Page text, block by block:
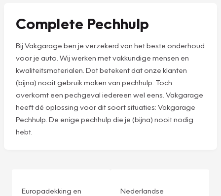
Complete Pechhulp
Bij Vakgarage ben je verzekerd van het beste onderhoud
voor je auto. Wij werken met vakkundige mensen en
kwaliteitsmaterialen. Dat betekent dat onze klanten
(bijna) nooit gebruik maken van pechhulp. Toch
overkomt een pechgeval iedereen wel eens. Vakgarage
heeft dé oplossing voor dit soort situaties: Vakgarage
Pechhulp. De enige pechhulp die je (bijna) nooit nodig
hebt.
Europadekking en
Nederlandse